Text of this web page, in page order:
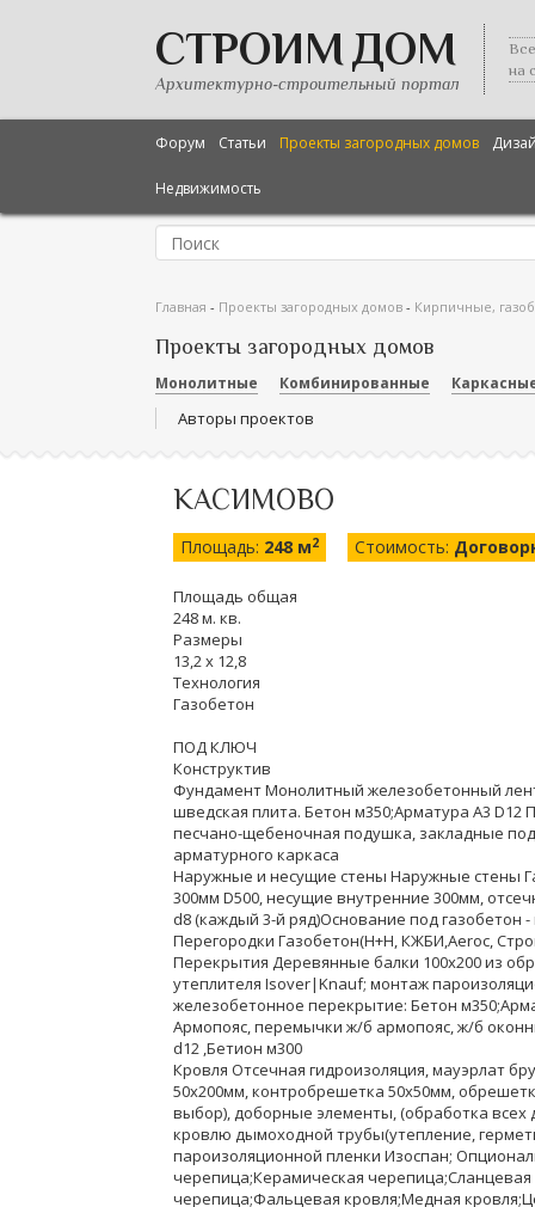
СТРОИМ ДОМ
Архитектурно-строительный портал
на
Форум Статьи Проекты загородных домов
Недвижимость
Главная - Проекты загородных домов - Кирпичные,
Проекты загородных домов
Монолитные Комбинированные
Авторы проектов
КАСИМОВО
Площадь: 248 м2 Стоимость:
Площадь общая
248 м. кв.
Размеры
13,2 x 12,8
Технология
Газобетон
ПОД КЛЮЧ
Конструктив
Фундамент Монолитный железобетонный
шведская плита. Бетон м350;Арматура А3
песчано-щебеночная подушка, закладные
арматурного каркаса
Наружные и несущие стены Наружные стены
300мм D500, несущие внутренние 300мм,
d8 (каждый 3-й ряд)Основание под газобетон
Перегородки Газобетон(H+H, КЖБИ,Aeroc,
Перекрытия Деревянные балки 100х200 из
утеплителя Isover|Knauf; монтаж
железобетонное перекрытие: Бетон
Армопояс, перемычки ж/б армопояс, ж/б
d12 ,Бетион м300
Кровля Отсечная гидроизоляция, мауэрлат
50х200мм, контробрешетка 50х50мм,
выбор), доборные элементы, (обработка
кровлю дымоходной трубы(утепление,
пароизоляционной пленки Изоспан;
черепица;Керамическая
черепица;Фальцевая кровля;Медная